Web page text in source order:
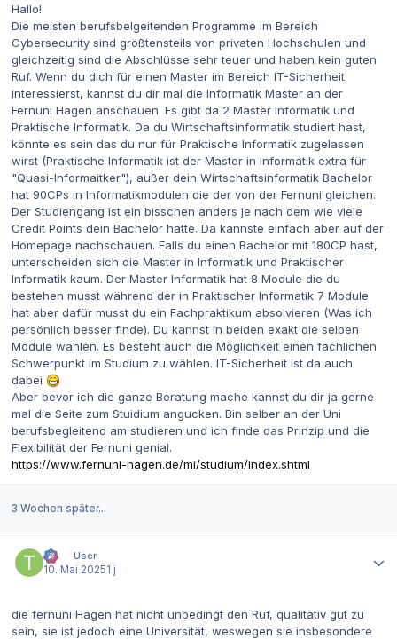
Hallo!
Die meisten berufsbelgeitenden Programme im Bereich
Cybersecurity sind größtensteils von privaten Hochschulen und
gleichzeitig sind die Abschlüsse sehr teuer und haben kein guten
Ruf. Wenn du dich für einen Master im Bereich IT-Sicherheit
interessierst, kannst du dir mal die Informatik Master an der
Fernuni Hagen anschauen. Es gibt da 2 Master Informatik und
Praktische Informatik. Da du Wirtschaftsinformatik studiert hast,
könnte es sein das du nur für Praktische Informatik zugelassen
wirst (Praktische Informatik ist der Master in Informatik extra für
"Quasi-Informaitker"), außer dein Wirtschaftsinformatik Bachelor
hat 90CPs in Informatikmodulen die der von der Fernuni gleichen.
Der Studiengang ist ein bisschen anders je nach dem wie viele
Credit Points dein Bachelor hatte. Da kannste einfach aber auf der
Homepage nachschauen. Falls du einen Bachelor mit 180CP hast,
unterscheiden sich die Master in Informatik und Praktischer
Informatik kaum. Der Master Informatik hat 8 Module die du
bestehen musst während der in Praktischer Informatik 7 Module
hat aber dafür musst du ein Fachpraktikum absolvieren (Was ich
persönlich besser finde). Du kannst in beiden exakt die selben
Module wählen. Es besteht auch die Möglichkeit einen fachlichen
Schwerpunkt im Studium zu wählen. IT-Sicherheit ist da auch
dabei
Aber bevor ich die ganze Beratung mache kannst du dir ja gerne
mal die Seite zum Stuidium angucken. Bin selber an der Uni
berufsbegleitend am studieren und ich finde das Prinzip und die
Flexibilität der Fernuni genial.
https://www.fernuni-hagen.de/mi/studium/index.shtml
3 Wochen später...
tTt
User
10. Mai 20251 j
die fernuni Hagen hat nicht unbedingt den Ruf, qualitativ gut zu
sein, sie ist jedoch eine Universität, weswegen sie insbesondere